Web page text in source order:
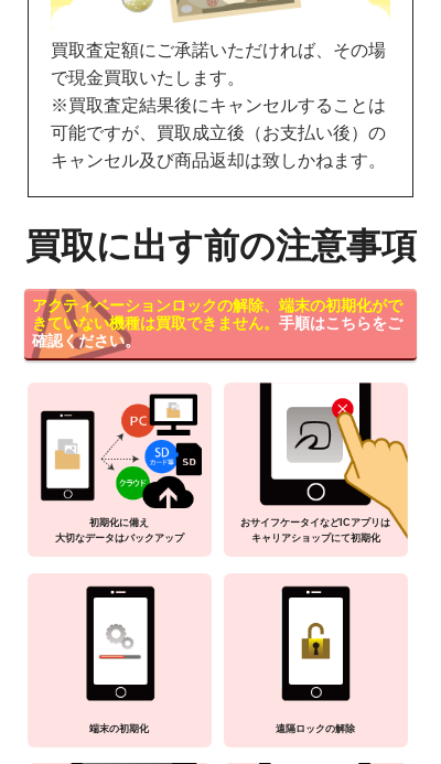
買取査定額にご承諾いただければ、その場
で現金買取いたします。
※買取査定結果後にキャンセルすることは
可能ですが、買取成立後（お支払い後）の
キャンセル及び商品返却は致しかねます。
買取に出す前の注意事項
アクティベーションロックの解除、端末の初期化がで
きていない機種は買取できません。 手順はこちらをご
確認ください。
初期化に備え
大切なデータはバックアップ
おサイフケータイなどICアプリは
キャリアショップにて初期化
端末の初期化 遠隔ロックの解除